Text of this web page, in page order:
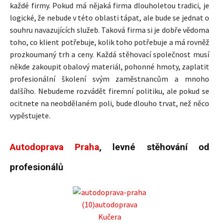
každé firmy. Pokud má nějaká firma dlouholetou tradici, je
logické, že nebude v této oblasti tápat, ale bude se jednat o
souhru navazujících služeb. Taková firma si je dobře vědoma
toho, co klient potřebuje, kolik toho potřebuje a má rovněž
prozkoumaný trh a ceny. Každá stěhovací společnost musí
někde zakoupit obalový materiál, pohonné hmoty, zaplatit
profesionální školení svým zaměstnancům a mnoho
dalšího. Nebudeme rozvádět firemní politiku, ale pokud se
ocitnete na neobdělaném poli, bude dlouho trvat, než něco
vypěstujete.
Autodoprava Praha, levné stěhování od
profesionálů